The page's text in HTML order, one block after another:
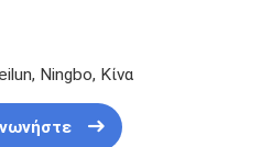
Ningbo, Κίνα